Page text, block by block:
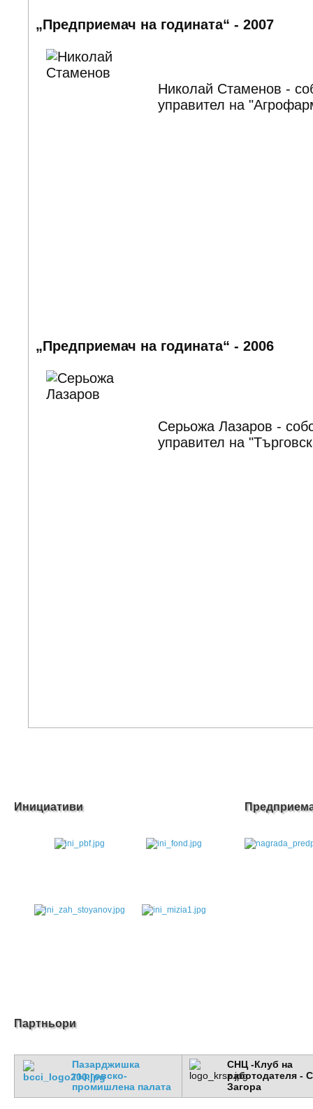
„Предприемач на годината“ - 2007
Николай Стаменов -
управител на
„Предприемач на годината“ - 2006
Серьожа Лазаров -
управител на
Инициативи
Партньори
Пазарджишка
търговско-
промишлена палата
СНЦ -Клуб на
работодателя -
Загора